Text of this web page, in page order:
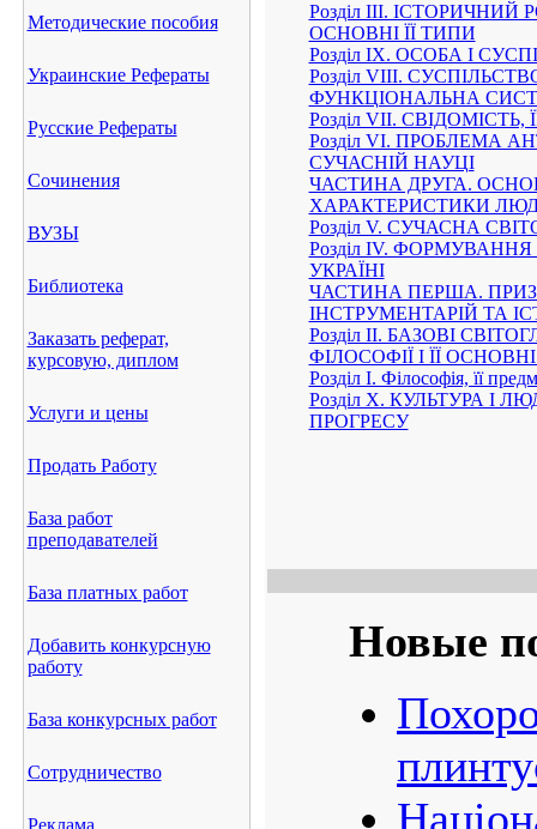
Методические пособия
Украинские Рефераты
Русские Рефераты
Сочинения
ВУЗЫ
Библиотека
Заказать реферат,
курсовую, диплом
Услуги и цены
Продать Работу
База работ
преподавателей
База платных работ
Добавить конкурсную
работу
База конкурсных работ
Сотрудничество
Реклама
Розділ III. ІСТОРИЧНИЙ
ОСНОВНІ ЇЇ ТИПИ
Розділ IX. ОСОБА І
Розділ VIII.
ФУНКЦІОНАЛЬНА
Розділ VII.
Розділ VI. ПРОБЛЕМА
СУЧАСНІЙ НАУЦІ
ЧАСТИНА ДРУГА.
ХАРАКТЕРИСТИКИ
Розділ V. СУЧАСНА
Розділ IV.
УКРАЇНІ
ЧАСТИНА ПЕРША.
ІНСТРУМЕНТАРІЙ ТА
Розділ II. БАЗОВІ
ФІЛОСОФІЇ І ЇЇ
Розділ І. Філософія, її
Розділ X. КУЛЬТУРА І
ПРОГРЕСУ
Новые